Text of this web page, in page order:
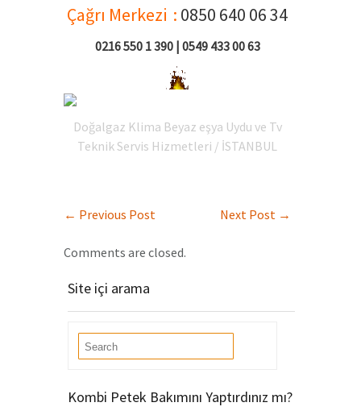
Çağrı Merkezi : 0850 640 06 34
0216 550 1 390 | 0549 433 00 63
Doğalgaz Klima Beyaz eşya Uydu ve Tv
Teknik Servis Hizmetleri / İSTANBUL
← Previous Post Next Post →
Comments are closed.
Site içi arama
Kombi Petek Bakımını Yaptırdınız mı?